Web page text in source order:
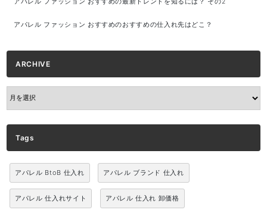
アパレル ファッション おすすめの最新トレンドを知るには？ その2
アパレル ファッション おすすめのおすすめの仕入れ先はどこ？
ARCHIVE
ARCHIVE
Tags
アパレル BtoB 仕入れ アパレル ブランド 仕入れ
アパレル 仕入れサイト アパレル 仕入れ 卸価格